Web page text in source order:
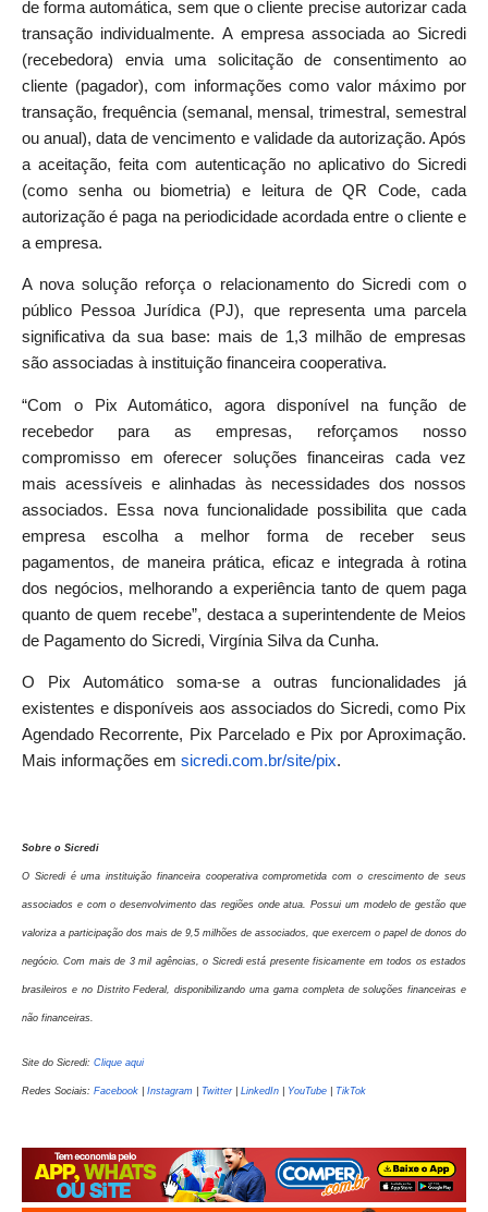
de forma automática, sem que o cliente precise autorizar cada
transação individualmente. A empresa associada ao Sicredi
(recebedora) envia uma solicitação de consentimento ao
cliente (pagador), com informações como valor máximo por
transação, frequência (semanal, mensal, trimestral, semestral
ou anual), data de vencimento e validade da autorização. Após
a aceitação, feita com autenticação no aplicativo do Sicredi
(como senha ou biometria) e leitura de QR Code, cada
autorização é paga na periodicidade acordada entre o cliente e
a empresa.
A nova solução reforça o relacionamento do Sicredi com o
público Pessoa Jurídica (PJ), que representa uma parcela
significativa da sua base: mais de 1,3 milhão de empresas
são associadas à instituição financeira cooperativa.
“Com o Pix Automático, agora disponível na função de
recebedor para as empresas, reforçamos nosso
compromisso em oferecer soluções financeiras cada vez
mais acessíveis e alinhadas às necessidades dos nossos
associados. Essa nova funcionalidade possibilita que cada
empresa escolha a melhor forma de receber seus
pagamentos, de maneira prática, eficaz e integrada à rotina
dos negócios, melhorando a experiência tanto de quem paga
quanto de quem recebe”, destaca a superintendente de Meios
de Pagamento do Sicredi, Virgínia Silva da Cunha.
O Pix Automático soma-se a outras funcionalidades já
existentes e disponíveis aos associados do Sicredi, como Pix
Agendado Recorrente, Pix Parcelado e Pix por Aproximação.
Mais informações em sicredi.com.br/site/pix.
Sobre o Sicredi
O Sicredi é uma instituição financeira cooperativa comprometida com o crescimento de seus
associados e com o desenvolvimento das regiões onde atua. Possui um modelo de gestão que
valoriza a participação dos mais de 9,5 milhões de associados, que exercem o papel de donos do
negócio. Com mais de 3 mil agências, o Sicredi está presente fisicamente em todos os estados
brasileiros e no Distrito Federal, disponibilizando uma gama completa de soluções financeiras e
não financeiras.
Site do Sicredi: Clique aqui
Redes Sociais: Facebook Instagram Twitter| LinkedIn YouTube TikTok